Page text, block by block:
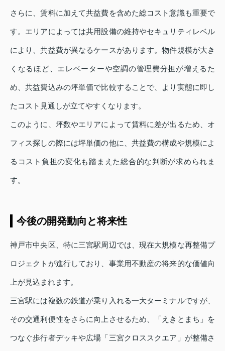
さらに、賃料に加えて共益費を含めた総コスト意識も重要で
す。エリアによっては共用設備の維持やセキュリティレベル
により、共益費が異なるケースがあります。物件規模が大き
くなるほど、エレベーターや空調の管理費分担が増えるた
め、共益費込みの坪単価で比較することで、より実態に即し
たコスト見通しが立てやすくなります。
このように、坪数やエリアによって賃料に差が出るため、オ
フィス探しの際には坪単価の他に、共益費の構成や規模によ
るコスト負担の変化も踏まえた総合的な判断が求められま
す。
今後の開発動向と将来性
神戸市中央区、特に三宮駅周辺では、現在大規模な再整備プ
ロジェクトが進行しており、事業用不動産の将来的な価値向
上が見込まれます。
三宮駅には複数の鉄道が乗り入れる一大ターミナルですが、
その交通利便性をさらに向上させるため、「えきとまち」を
つなぐ歩行者デッキや広場「三宮クロススクエア」が整備さ